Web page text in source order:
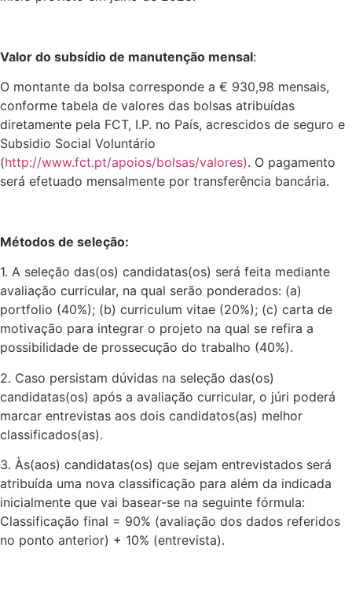
Valor do subsídio de manutenção mensal:
O montante da bolsa corresponde a € 930,98 mensais,
conforme tabela de valores das bolsas atribuídas
diretamente pela FCT, I.P. no País, acrescidos de seguro e
Subsidio Social Voluntário
(http://www.fct.pt/apoios/bolsas/valores). O pagamento
será efetuado mensalmente por transferência bancária.
Métodos de seleção:
1. A seleção das(os) candidatas(os) será feita mediante
avaliação curricular, na qual serão ponderados: (a)
portfolio (40%); (b) curriculum vitae (20%); (c) carta de
motivação para integrar o projeto na qual se refira a
possibilidade de prossecução do trabalho (40%).
2. Caso persistam dúvidas na seleção das(os)
candidatas(os) após a avaliação curricular, o júri poderá
marcar entrevistas aos dois candidatos(as) melhor
classificados(as).
3. Às(aos) candidatas(os) que sejam entrevistados será
atribuída uma nova classificação para além da indicada
inicialmente que vai basear-se na seguinte fórmula:
Classificação final = 90% (avaliação dos dados referidos
no ponto anterior) + 10% (entrevista).